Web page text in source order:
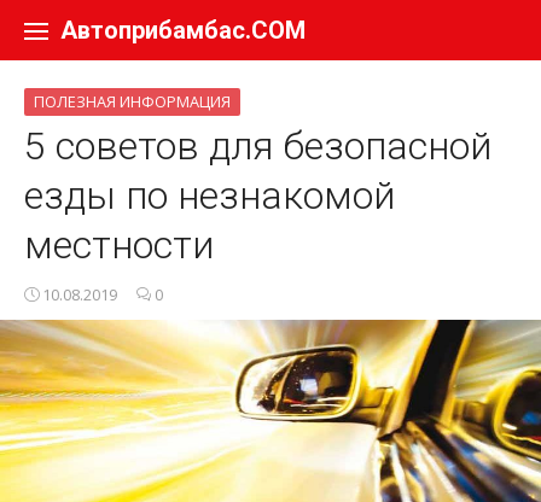
Автоприбамбас.COM
ПОЛЕЗНАЯ ИНФОРМАЦИЯ
5 советов для безопасной
езды по незнакомой
местности
10.08.2019 0